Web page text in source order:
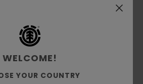
: 5 /5
5/5
WELCOME!
YOUR COUNTRY